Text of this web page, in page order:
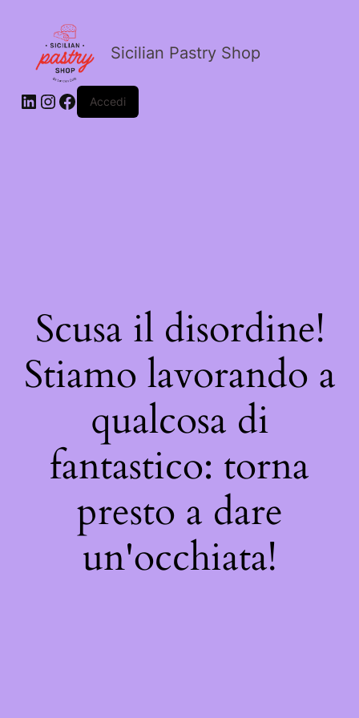
Sicilian Pastry Shop
Accedi
Scusa il disordine!
Stiamo lavorando a
qualcosa di
fantastico: torna
presto a dare
un'occhiata!